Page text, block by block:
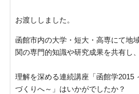
お渡ししました。
函館市内の大学・短大・高専にて地
関の専門的知識や研究成果を共有し、
理解を深める連続講座「函館学2015
づくりへ～」はいかがでしたか？